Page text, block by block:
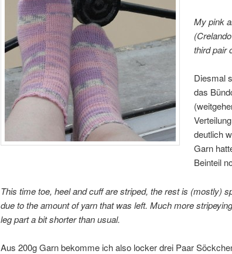
My pink
third pair
Diesmal
das
deutlich
Garn
Beinteil
This time toe, heel and cuff are striped, the rest is (mostly)
due to the amount of yarn that was left. Much more
leg part a bit shorter than usual.
Aus 200g Garn bekomme ich also locker drei Paar